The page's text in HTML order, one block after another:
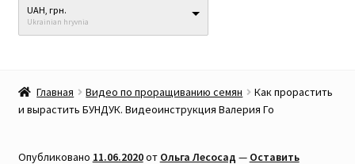
Семена
меню
Прайс-лист
UAH, грн.
Ukrainian hryvnia
Главная Видео по проращиванию семян
Как прорастить
и вырастить БУНДУК. Видеоинструкция Валерия Го
Опубликовано 11.06.2020от Ольга Лесосад — Оставить